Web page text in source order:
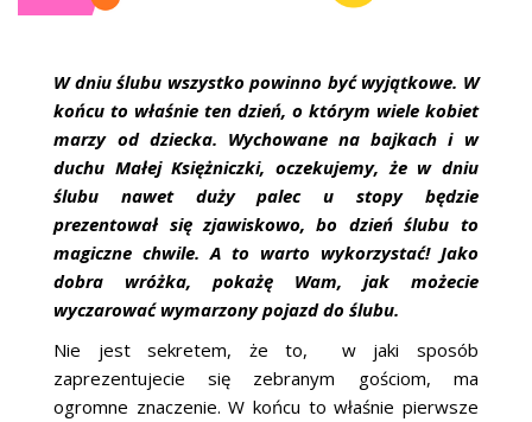
W dniu ślubu wszystko powinno być wyjątkowe. W
końcu to właśnie ten dzień, o którym wiele kobiet
marzy od dziecka. Wychowane na bajkach i w
duchu Małej Księżniczki, oczekujemy, że w dniu
ślubu nawet duży palec u stopy będzie
prezentował się zjawiskowo, bo dzień ślubu to
magiczne chwile. A to warto wykorzystać! Jako
dobra wróżka, pokażę Wam, jak możecie
wyczarować wymarzony pojazd do ślubu.
Nie jest sekretem, że to, w jaki sposób
zaprezentujecie się zebranym gościom, ma
ogromne znaczenie. W końcu to właśnie pierwsze